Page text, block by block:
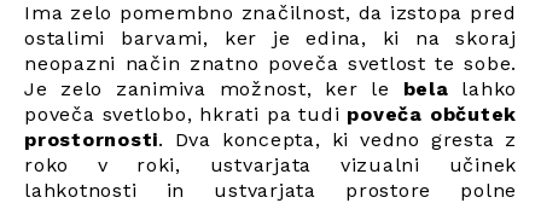
Ima zelo pomembno značilnost, da izstopa pred
ostalimi barvami, ker je edina, ki na skoraj
neopazni način znatno poveča svetlost te sobe.
Je zelo zanimiva možnost, ker le bela lahko
poveča svetlobo, hkrati pa tudi poveča občutek
prostornosti. Dva koncepta, ki vedno gresta z
roko v roki, ustvarjata vizualni učinek
lahkotnosti in ustvarjata prostore polne